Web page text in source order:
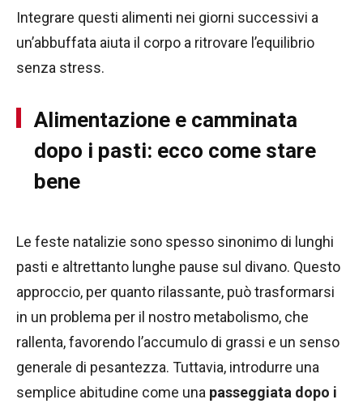
Integrare questi alimenti nei giorni successivi a
un’abbuffata aiuta il corpo a ritrovare l’equilibrio
senza stress.
Alimentazione e camminata
dopo i pasti: ecco come stare
bene
Le feste natalizie sono spesso sinonimo di lunghi
pasti e altrettanto lunghe pause sul divano. Questo
approccio, per quanto rilassante, può trasformarsi
in un problema per il nostro metabolismo, che
rallenta, favorendo l’accumulo di grassi e un senso
generale di pesantezza. Tuttavia, introdurre una
semplice abitudine come una passeggiata dopo i